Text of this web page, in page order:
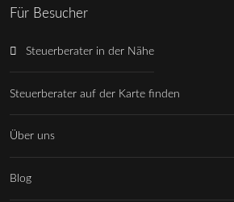
Für Besucher
Steuerberater in der Nähe
Steuerberater auf der Karte finden
Über uns
Blog